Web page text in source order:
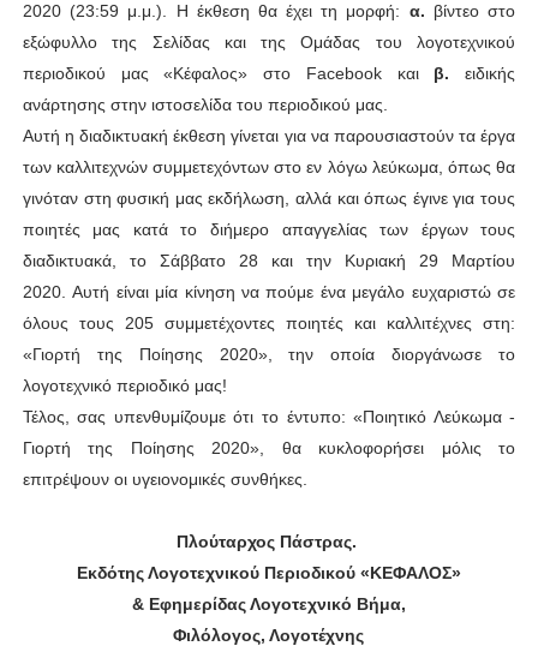
2020 (23:59 μ.μ.). Η έκθεση θα έχει τη μορφή: α. βίντεο στο
εξώφυλλο της Σελίδας και της Ομάδας του λογοτεχνικού
περιοδικού μας «Κέφαλος» στο Facebook και β. ειδικής
ανάρτησης στην ιστοσελίδα του περιοδικού μας.
Αυτή η διαδικτυακή έκθεση γίνεται για να παρουσιαστούν τα έργα
των καλλιτεχνών συμμετεχόντων στο εν λόγω λεύκωμα, όπως θα
γινόταν στη φυσική μας εκδήλωση, αλλά και όπως έγινε για τους
ποιητές μας κατά το διήμερο απαγγελίας των έργων τους
διαδικτυακά, το Σάββατο 28 και την Κυριακή 29 Μαρτίου
2020.Αυτή είναι μία κίνηση να πούμε ένα μεγάλο ευχαριστώ σε
όλους τους 205 συμμετέχοντες ποιητές και καλλιτέχνες στη:
«Γιορτή της Ποίησης 2020», την οποία διοργάνωσε το
λογοτεχνικό περιοδικό μας!
Τέλος, σας υπενθυμίζουμε ότι το έντυπο: «Ποιητικό Λεύκωμα -
Γιορτή της Ποίησης 2020», θα κυκλοφορήσει μόλις το
επιτρέψουν οι υγειονομικές συνθήκες.
Πλούταρχος Πάστρας.
Εκδότης Λογοτεχνικού Περιοδικού «ΚΕΦΑΛΟΣ»
& Εφημερίδας Λογοτεχνικό Βήμα,
Φιλόλογος, Λογοτέχνης